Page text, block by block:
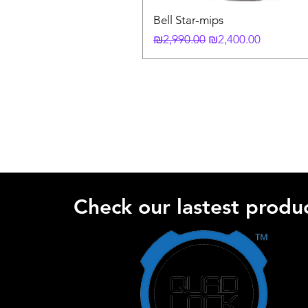
Bell Star-mips
Regular Price
₪2,990.00 Sale Price
₪2,400.00
Check our lastest